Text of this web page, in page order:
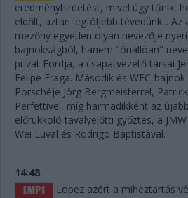
eredményhirdetést, mivel úgy tűnik,
eldőlt, aztán legföljebb tévedünk...
mezőny egyetlen olyan nevezője
bajnokságból, hanem "önállóan"
privát Fordja, a csapatvezető társai
Felipe Fraga. Második és WEC-
Porschéje Jörg Bergmeisterrel,
Perfettivel, míg harmadikként az
előrukkoló tavalyelőtti győztes, a
Wei Luval és Rodrigo Baptistával.
14:48
Lopez azért a miheztartás